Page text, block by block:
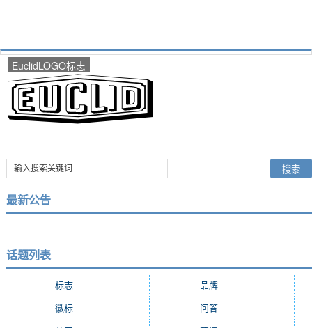
EuclidLOGO标志
最新公告
话题列表
标志 品牌(7684)
徽标 问答(4756)